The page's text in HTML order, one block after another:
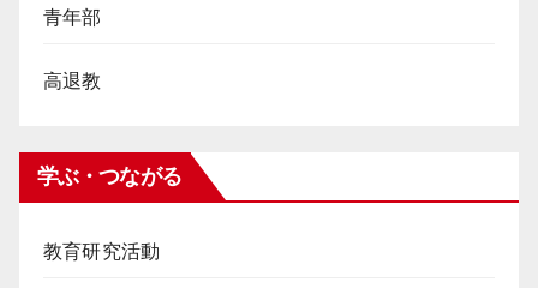
青年部
高退教
学ぶ・つながる
教育研究活動